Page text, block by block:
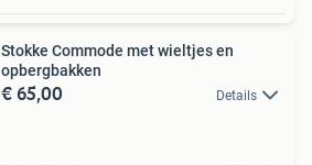
Stokke Commode met wieltjes en
opbergbakken
€ 65,00 Details